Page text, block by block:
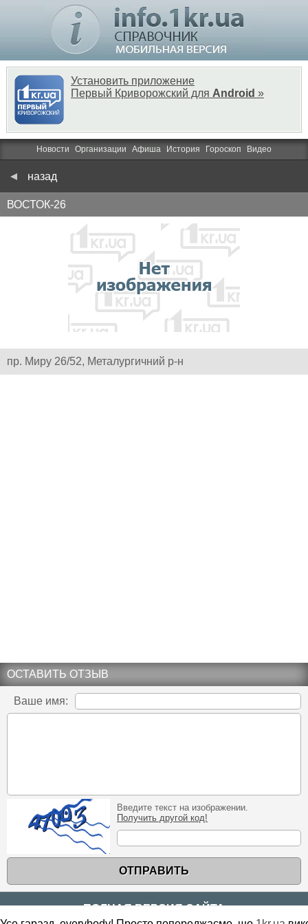
Установить приложение
Первый Криворожский для Android »
Новости Организации Афиша История Гороскоп Видео
назад
ВОСТОК-26
пр. Миру 26/52, Металургичний р-н
ОСТАВИТЬ ОТЗЫВ
Ваше имя:
Введите текст на изображении.
Получить другой код!
ОТПРАВИТЬ
ПОЛНАЯ ВЕРСИЯ САЙТА